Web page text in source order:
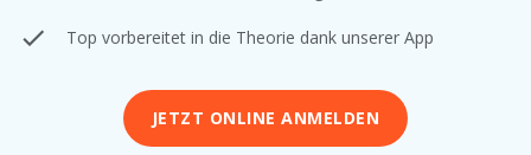
Top vorbereitet in die Theorie dank unserer App
JETZT ONLINE ANMELDEN